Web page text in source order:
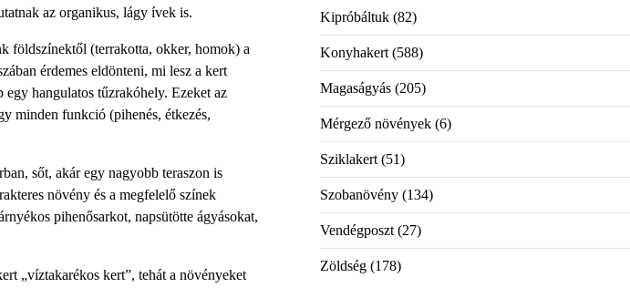
az organikus, lágy ívek is.
földszínektől (terrakotta, okker, homok) a
érdemes eldönteni, mi lesz a kert
hangulatos tűzrakóhely. Ezeket az
minden funkció (pihenés, étkezés,
sőt, akár egy nagyobb teraszon is
növény és a megfelelő színek
pihenősarkot, napsütötte ágyásokat,
„víztakarékos kert”, tehát a növényeket
Kipróbáltuk(82)
Konyhakert(588)
Magaságyás(205)
Mérgező növények(6)
Sziklakert(51)
Szobanövény(134)
Vendégposzt(27)
Zöldség(178)